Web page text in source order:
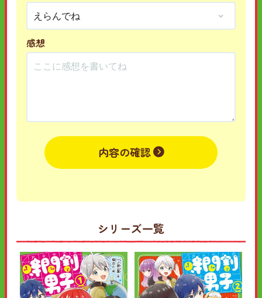
感想
内容の確認
シリーズ一覧